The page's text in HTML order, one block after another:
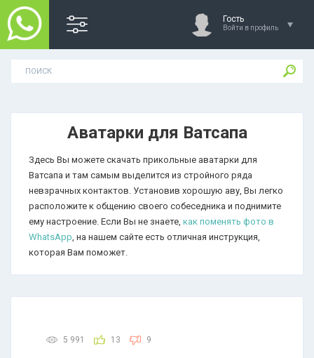
Гость
Войти в профиль
Аватарки для Ватсапа
Здесь Вы можете скачать прикольные аватарки для
Ватсапа и там самым выделится из стройного ряда
невзрачных контактов. Установив хорошую аву, Вы легко
расположите к общению своего собеседника и поднимите
ему настроение. Если Вы не знаете, как поменять фото в
WhatsApp, на нашем сайте есть отличная инструкция,
которая Вам поможет.
5 991 13 9